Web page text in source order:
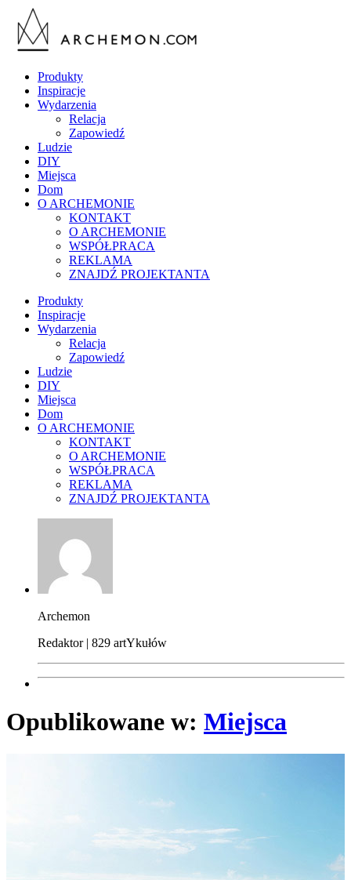
Produkty
Inspiracje
Wydarzenia
Relacja
Zapowiedź
Ludzie
DIY
Miejsca
Dom
O ARCHEMONIE
KONTAKT
O ARCHEMONIE
WSPÓŁPRACA
REKLAMA
ZNAJDŹ PROJEKTANTA
Produkty
Inspiracje
Wydarzenia
Relacja
Zapowiedź
Ludzie
DIY
Miejsca
Dom
O ARCHEMONIE
KONTAKT
O ARCHEMONIE
WSPÓŁPRACA
REKLAMA
ZNAJDŹ PROJEKTANTA
Archemon
Redaktor | 829 artYkułów
Opublikowane w: Miejsca